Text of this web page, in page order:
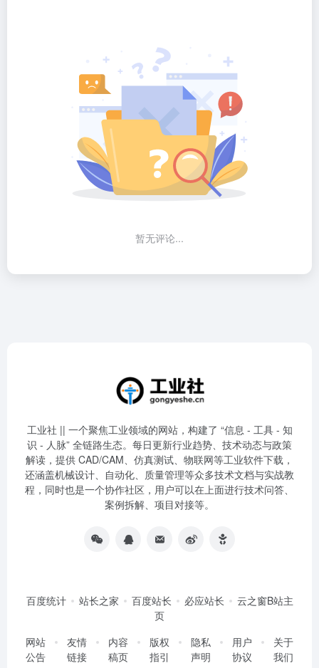
暂无评论...
工业社 || 一个聚焦工业领域的网站，构建了 “信息 - 工具 - 知
识 - 人脉” 全链路生态。每日更新行业趋势、技术动态与政策
解读，提供 CAD/CAM、仿真测试、物联网等工业软件下载，
还涵盖机械设计、自动化、质量管理等众多技术文档与实战教
程，同时也是一个协作社区，用户可以在上面进行技术问答、
案例拆解、项目对接等。
百度统计 站长之家 百度站长 必应站长
云之窗B站主
页
网站
公告
友情
链接
内容
稿页
版权
指引
隐私
声明
用户
协议
关于
我们